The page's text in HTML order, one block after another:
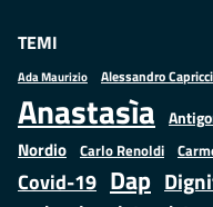
TEMI
Ada Maurizio Alessandro
Anastasìa
Nordio Carlo Renoldi
Covid-19 Dap